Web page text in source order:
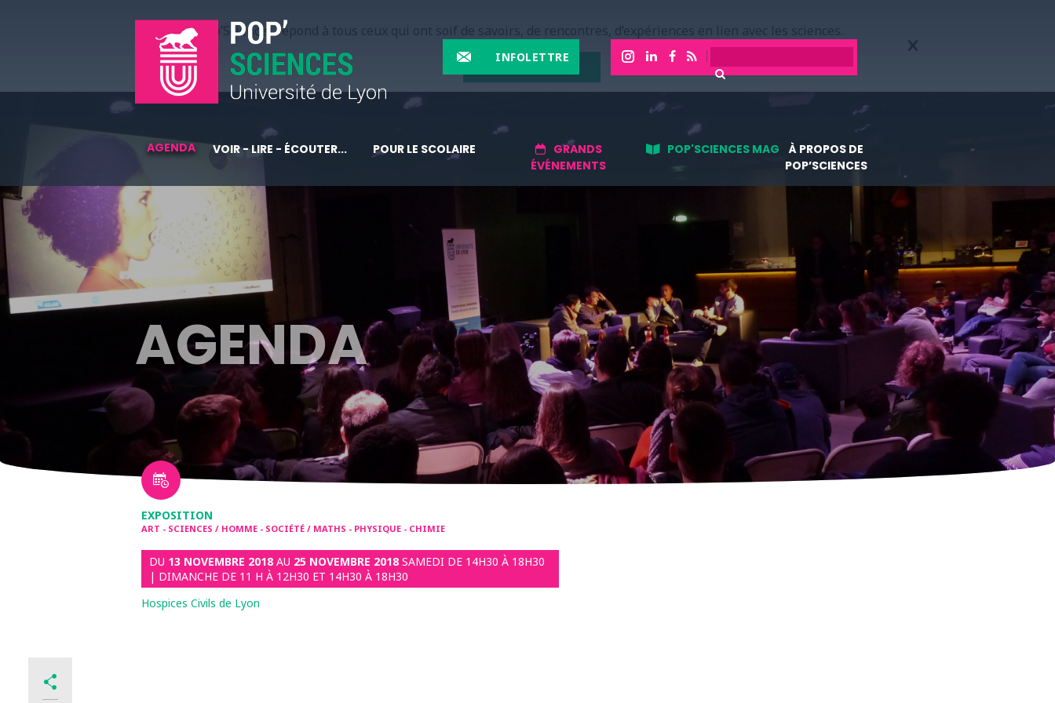
Pop’Sciences répond à tous ceux qui ont soif de savoirs, de rencontres, d’expériences en lien avec les sciences.
INFOLETTRE
AGENDA VOIR - LIRE - ÉCOUTER... POUR LE SCOLAIRE
GRANDS
ÉVÉNEMENTS
POP'SCIENCES MAG
À PROPOS DE
POP’SCIENCES
AGENDA
EXPOSITION
ART - SCIENCES / HOMME - SOCIÉTÉ / MATHS - PHYSIQUE - CHIMIE
DU 13 NOVEMBRE 2018AU 25 NOVEMBRE 2018SAMEDI DE 14H30 À 18H30
| DIMANCHE DE 11 H À 12H30 ET 14H30 À 18H30
Hospices Civils de Lyon